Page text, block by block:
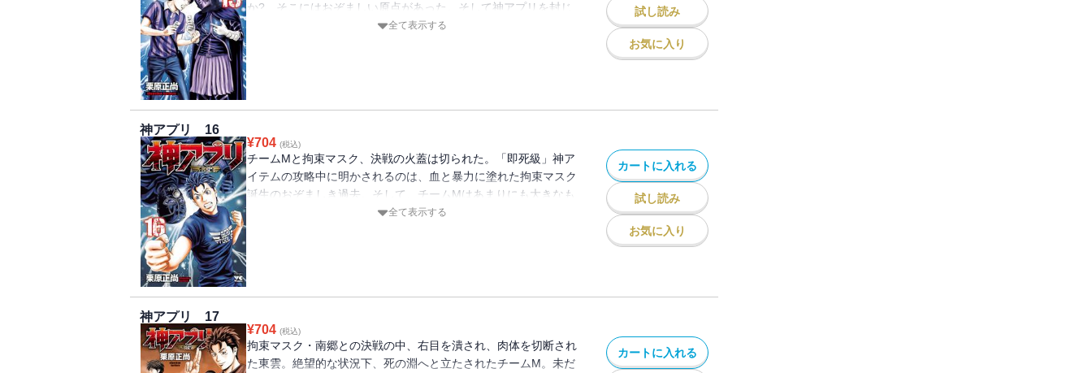
か? そこにはおぞましい原点があった。そして神アプリを封じ
られた御子柴は意外な方法で反撃に出るのだが…!?
全て表示する
試し読み
お気に入り
神アプリ 16
¥704 (税込)
チームMと拘束マスク、決戦の火蓋は切られた。「即死級」神ア
イテムの攻略中に明かされるのは、血と暴力に塗れた拘束マスク
誕生のおぞましき過去。そして、チームMはあまりにも大きなも
のを失うことになる……。 全て表示する
カートに入れる
試し読み
お気に入り
神アプリ 17
¥704 (税込)
拘束マスク・南郷との決戦の中、右目を潰され、肉体を切断され
た東雲。絶望的な状況下、死の淵へと立たされたチームM。未だ
カートに入れる